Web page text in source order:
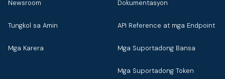
Newsroom
Tungkol sa Amin
Mga Karera
Dokumentasyon
API Reference at mga Endpoint
Mga Suportadong Bansa
Mga Suportadong Token